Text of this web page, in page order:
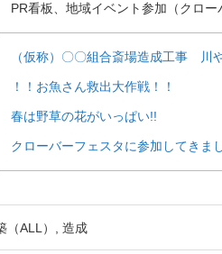
PR看板、地域イベント参加（クロー
（仮称）〇〇組合斎場造成工事 川
！！お魚さん救出大作戦！！
春は野草の花がいっぱい!!
クローバーフェスタに参加してきま
（ALL） 造成